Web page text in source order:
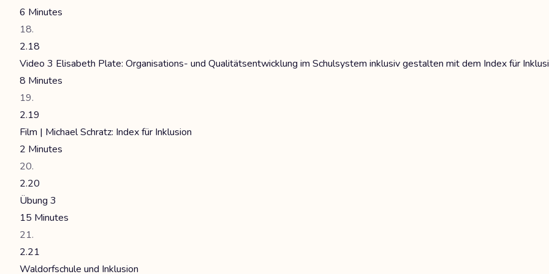
6 Minutes
2.18
Video 3 Elisabeth Plate: Organisations- und Qualitätsentwicklung im Schulsystem inklusiv gestalten mit dem Index für
8 Minutes
2.19
Film | Michael Schratz: Index für Inklusion
2 Minutes
2.20
Übung 3
15 Minutes
2.21
Waldorfschule und Inklusion